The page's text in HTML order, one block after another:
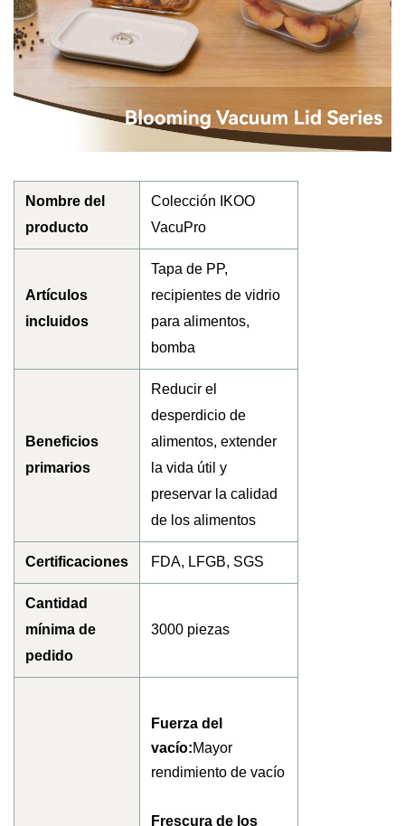
Nombre del
producto
Colección IKOO
VacuPro
Artículos
incluidos
Tapa de PP,
recipientes de vidrio
para alimentos,
bomba
Beneficios
primarios
Reducir el
desperdicio de
alimentos, extender
la vida útil y
preservar la calidad
de los alimentos
Certificaciones FDA, LFGB, SGS
Cantidad
mínima de
pedido
3000 piezas
Fuerza del
vacío:Mayor
rendimiento de vacío
Frescura de los